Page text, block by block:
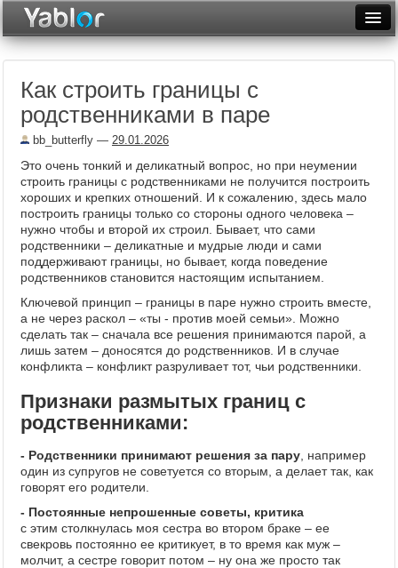
Неделя
Месяц
Рейтинги
Архив
Фототоп
Видеотоп
Как строить границы с
родственниками в паре
bb_butterfly — 29.01.2026
Это очень тонкий и деликатный вопрос, но при неумении
строить границы с родственниками не получится построить
хороших и крепких отношений. И к сожалению, здесь мало
построить границы только со стороны одного человека –
нужно чтобы и второй их строил. Бывает, что сами
родственники – деликатные и мудрые люди и сами
поддерживают границы, но бывает, когда поведение
родственников становится настоящим испытанием.
Ключевой принцип – границы в паре нужно строить вместе,
а не через раскол – «ты - против моей семьи». Можно
сделать так – сначала все решения принимаются парой, а
лишь затем – доносятся до родственников. И в случае
конфликта – конфликт разруливает тот, чьи родственники.
Признаки размытых границ с
родственниками:
- Родственники принимают решения за пару , например
один из супругов не советуется со вторым, а делает так, как
говорят его родители.
- Постоянные непрошенные советы, критика
с этим столкнулась моя сестра во втором браке – ее
свекровь постоянно ее критикует, в то время как муж –
молчит, а сестре говорит потом – ну она же просто так